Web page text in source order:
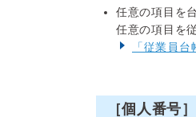
任意の項目を
任意の項目を
「従業員
［個人番号］